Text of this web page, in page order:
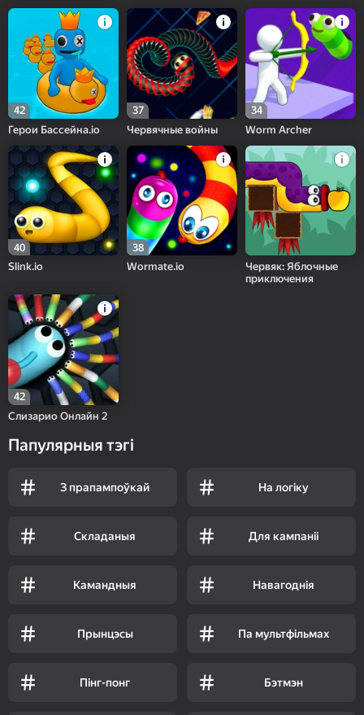
42
Герои Бассейна.io
37
Червячные войны
34
Worm Archer
40
Slink.io
38
Wormate.io
Червяк: Яблочные
приключения
42
Слизарио Онлайн 2
Папулярныя тэгі
З прапампоўкай На логіку
Складаныя Для кампаніі
Камандныя Навагоднія
Прынцэсы Па мультфільмах
Пінг-понг Бэтмэн